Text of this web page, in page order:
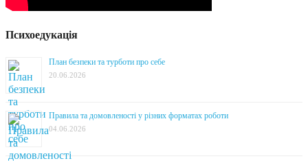
Психоедукація
План безпеки та турботи про себе
20.06.2026
Правила та домовленості у різних форматах роботи
04.06.2026